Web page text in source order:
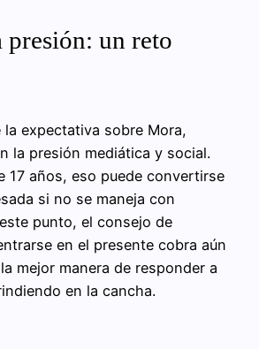
presión: un reto
la expectativa sobre Mora,
la presión mediática y social.
17 años, eso puede convertirse
si no se maneja con
punto, el consejo de
en el presente cobra aún
mejor manera de responder a
en la cancha.